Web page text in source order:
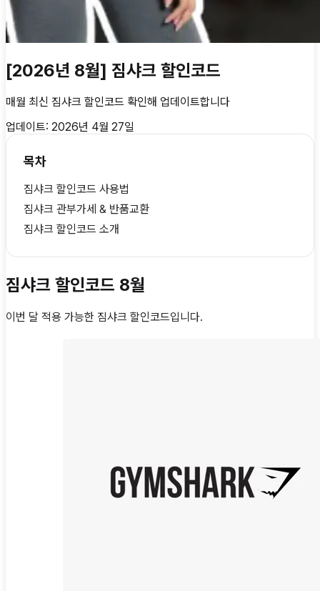
[2026년 8월] 짐샤크 할인코드
매월 최신 짐샤크 할인코드 확인해 업데이트합니다
업데이트: 2026년 4월 27일
목차
짐샤크 할인코드 사용법
짐샤크 관부가세 & 반품교환
짐샤크 할인코드 소개
짐샤크 할인코드 8월
이번 달 적용 가능한 짐샤크 할인코드입니다.